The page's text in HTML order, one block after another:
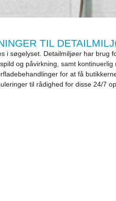
TIL
i søgelyset. Detailmiljøer har brug
og påvirkning, samt
for at få
til rådighed for disse 24/7